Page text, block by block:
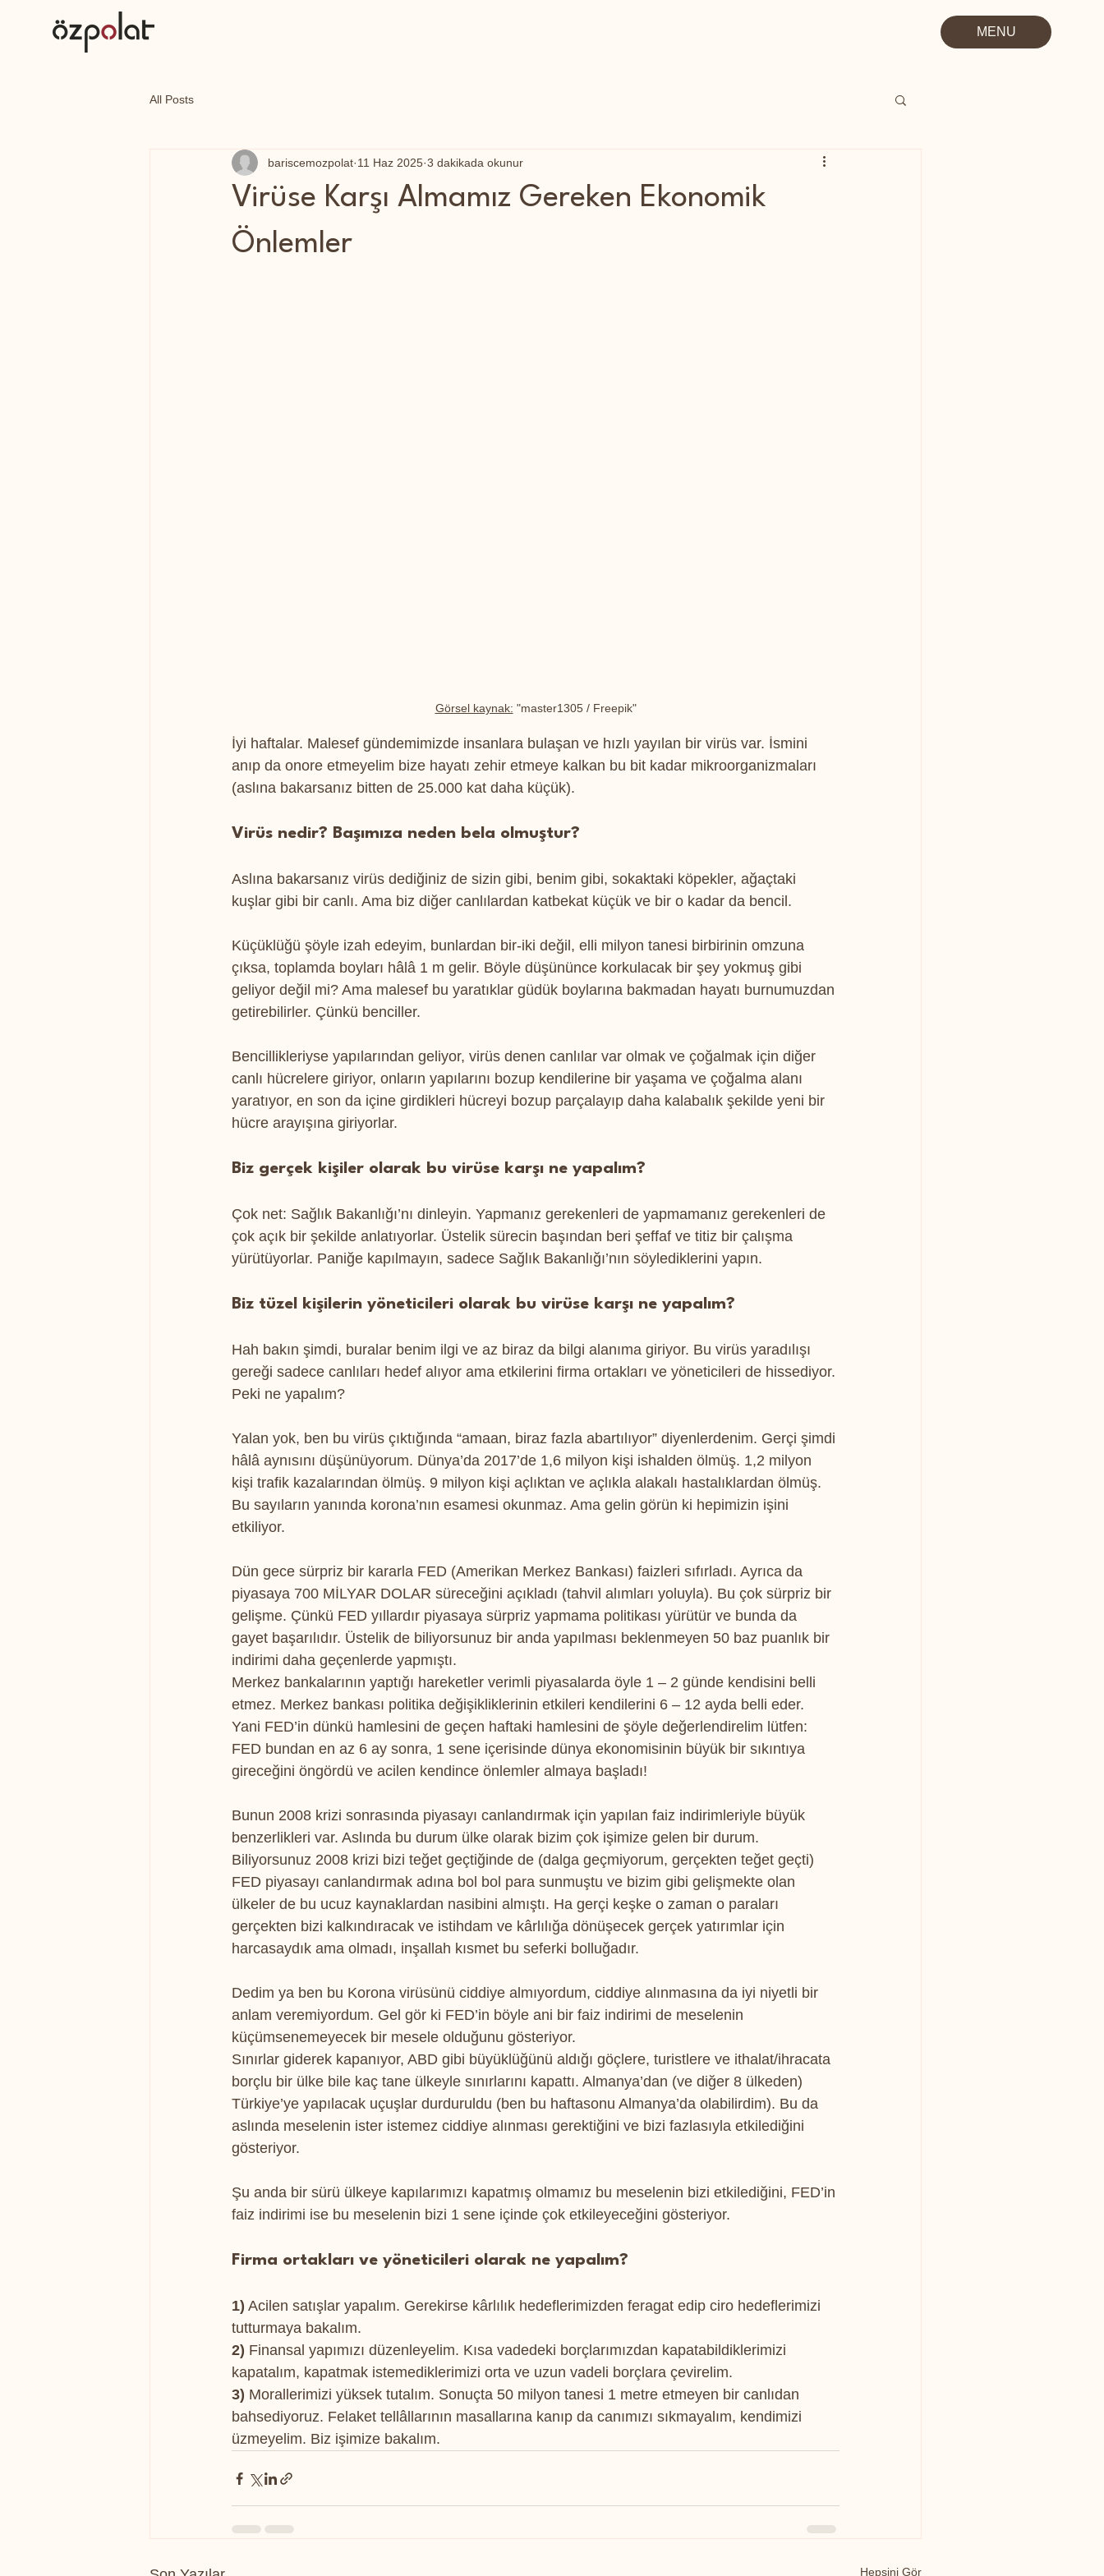
MENU
All Posts
Virüse Karşı Almamız Gereken Ekonomik
Önlemler
bariscemozpolat 11 Haz 2025 3 dakikada okunur
Görsel kaynak: "master1305 / Freepik"
İyi haftalar. Malesef gündemimizde insanlara bulaşan ve hızlı yayılan bir virüs var. İsmini
anıp da onore etmeyelim bize hayatı zehir etmeye kalkan bu bit kadar mikroorganizmaları
(aslına bakarsanız bitten de 25.000 kat daha küçük).
Virüs nedir? Başımıza neden bela olmuştur?
Aslına bakarsanız virüs dediğiniz de sizin gibi, benim gibi, sokaktaki köpekler, ağaçtaki
kuşlar gibi bir canlı. Ama biz diğer canlılardan katbekat küçük ve bir o kadar da bencil.
Küçüklüğü şöyle izah edeyim, bunlardan bir-iki değil, elli milyon tanesi birbirinin omzuna
çıksa, toplamda boyları hâlâ 1 m gelir. Böyle düşününce korkulacak bir şey yokmuş gibi
geliyor değil mi? Ama malesef bu yaratıklar güdük boylarına bakmadan hayatı burnumuzdan
getirebilirler. Çünkü benciller.
Bencillikleriyse yapılarından geliyor, virüs denen canlılar var olmak ve çoğalmak için diğer
canlı hücrelere giriyor, onların yapılarını bozup kendilerine bir yaşama ve çoğalma alanı
yaratıyor, en son da içine girdikleri hücreyi bozup parçalayıp daha kalabalık şekilde yeni bir
hücre arayışına giriyorlar.
Biz gerçek kişiler olarak bu virüse karşı ne yapalım?
Çok net: Sağlık Bakanlığı’nı dinleyin. Yapmanız gerekenleri de yapmamanız gerekenleri de
çok açık bir şekilde anlatıyorlar. Üstelik sürecin başından beri şeffaf ve titiz bir çalışma
yürütüyorlar. Paniğe kapılmayın, sadece Sağlık Bakanlığı’nın söylediklerini yapın.
Biz tüzel kişilerin yöneticileri olarak bu virüse karşı ne yapalım?
Hah bakın şimdi, buralar benim ilgi ve az biraz da bilgi alanıma giriyor. Bu virüs yaradılışı
gereği sadece canlıları hedef alıyor ama etkilerini firma ortakları ve yöneticileri de hissediyor.
Peki ne yapalım?
Yalan yok, ben bu virüs çıktığında “amaan, biraz fazla abartılıyor” diyenlerdenim. Gerçi şimdi
hâlâ aynısını düşünüyorum. Dünya’da 2017’de 1,6 milyon kişi ishalden ölmüş. 1,2 milyon
kişi trafik kazalarından ölmüş. 9 milyon kişi açlıktan ve açlıkla alakalı hastalıklardan ölmüş.
Bu sayıların yanında korona’nın esamesi okunmaz. Ama gelin görün ki hepimizin işini
etkiliyor.
Dün gece sürpriz bir kararla FED (Amerikan Merkez Bankası) faizleri sıfırladı. Ayrıca da
piyasaya 700 MİLYAR DOLAR süreceğini açıkladı (tahvil alımları yoluyla). Bu çok sürpriz bir
gelişme. Çünkü FED yıllardır piyasaya sürpriz yapmama politikası yürütür ve bunda da
gayet başarılıdır. Üstelik de biliyorsunuz bir anda yapılması beklenmeyen 50 baz puanlık bir
indirimi daha geçenlerde yapmıştı.
Merkez bankalarının yaptığı hareketler verimli piyasalarda öyle 1 – 2 günde kendisini belli
etmez. Merkez bankası politika değişikliklerinin etkileri kendilerini 6 – 12 ayda belli eder.
Yani FED’in dünkü hamlesini de geçen haftaki hamlesini de şöyle değerlendirelim lütfen:
FED bundan en az 6 ay sonra, 1 sene içerisinde dünya ekonomisinin büyük bir sıkıntıya
gireceğini öngördü ve acilen kendince önlemler almaya başladı!
Bunun 2008 krizi sonrasında piyasayı canlandırmak için yapılan faiz indirimleriyle büyük
benzerlikleri var. Aslında bu durum ülke olarak bizim çok işimize gelen bir durum.
Biliyorsunuz 2008 krizi bizi teğet geçtiğinde de (dalga geçmiyorum, gerçekten teğet geçti)
FED piyasayı canlandırmak adına bol bol para sunmuştu ve bizim gibi gelişmekte olan
ülkeler de bu ucuz kaynaklardan nasibini almıştı. Ha gerçi keşke o zaman o paraları
gerçekten bizi kalkındıracak ve istihdam ve kârlılığa dönüşecek gerçek yatırımlar için
harcasaydık ama olmadı, inşallah kısmet bu seferki bolluğadır.
Dedim ya ben bu Korona virüsünü ciddiye almıyordum, ciddiye alınmasına da iyi niyetli bir
anlam veremiyordum. Gel gör ki FED’in böyle ani bir faiz indirimi de meselenin
küçümsenemeyecek bir mesele olduğunu gösteriyor.
Sınırlar giderek kapanıyor, ABD gibi büyüklüğünü aldığı göçlere, turistlere ve ithalat/ihracata
borçlu bir ülke bile kaç tane ülkeyle sınırlarını kapattı. Almanya’dan (ve diğer 8 ülkeden)
Türkiye’ye yapılacak uçuşlar durduruldu (ben bu haftasonu Almanya’da olabilirdim). Bu da
aslında meselenin ister istemez ciddiye alınması gerektiğini ve bizi fazlasıyla etkilediğini
gösteriyor.
Şu anda bir sürü ülkeye kapılarımızı kapatmış olmamız bu meselenin bizi etkilediğini, FED’in
faiz indirimi ise bu meselenin bizi 1 sene içinde çok etkileyeceğini gösteriyor.
Firma ortakları ve yöneticileri olarak ne yapalım?
1) Acilen satışlar yapalım. Gerekirse kârlılık hedeflerimizden feragat edip ciro hedeflerimizi
tutturmaya bakalım.
2) Finansal yapımızı düzenleyelim. Kısa vadedeki borçlarımızdan kapatabildiklerimizi
kapatalım, kapatmak istemediklerimizi orta ve uzun vadeli borçlara çevirelim.
3) Morallerimizi yüksek tutalım. Sonuçta 50 milyon tanesi 1 metre etmeyen bir canlıdan
bahsediyoruz. Felaket tellâllarının masallarına kanıp da canımızı sıkmayalım, kendimizi
üzmeyelim. Biz işimize bakalım.
Hepsini Gör